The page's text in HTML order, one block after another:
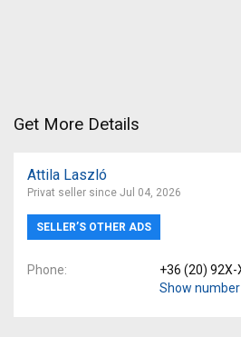
Get More Details
Attila Laszló
Privat seller since Jul 04, 2026
SELLER’S OTHER ADS
Phone
+36 (20) 92X-
Show number